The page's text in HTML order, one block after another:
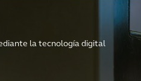
la tecnología digital